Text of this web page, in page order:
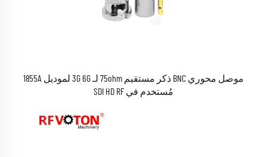
موصل محوري BNC ذكر مستقيم 75ohm لـ 3G 6G لموديل 1855A
مُستخدم في SDI HD RF